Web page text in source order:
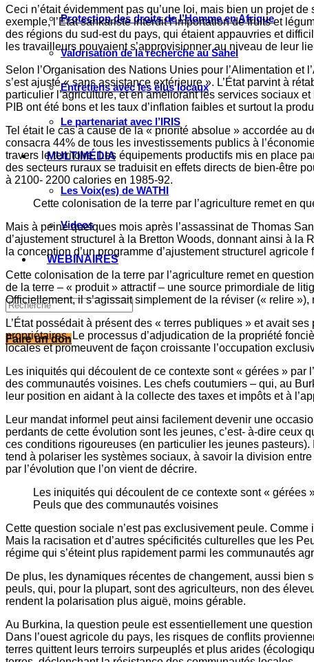
Protection des droits de l’Homme en Afrique
Valorisation de la recherche au Sahel
Entretiens avec les élus locaux
Le partenariat avec l’IRIS
MULTIMÉDIA
Les Voix(es) de WATHI
Videos
WEBINAIRES
Faire un don
Ceci n’était évidemment pas qu’une loi, mais bien un projet
exemple, l’État sankariste interdit l’importation de fruits et
des régions du sud-est du pays, qui étaient appauvries et
les travailleurs pouvaient s’approvisionner au niveau de leur
Selon l’Organisation des Nations Unies pour l’Alimentation et
s’est ajusté « sans assistance extérieure ». L’État parvint à
particulier l’agriculture, et en améliorant les services sociaux
PIB ont été bons et les taux d’inflation faibles et surtout la
Tel était le cas à cause de la « priorité absolue » accordée au
consacra 44% de tous les investissements publics à
travers le territoire. Les équipements productifs mis en place
des secteurs ruraux se traduisit en effets directs de bien-être
à 2100- 2200 calories en 1985-92.
Cette colonisation de la terre par l’agriculture remet en
Mais à peine quelques mois après l’assassinat de Thomas
d’ajustement structurel à la Bretton Woods, donnant ainsi à
la conception d’un programme d’ajustement structurel
Cette colonisation de la terre par l’agriculture remet en
de la terre – « produit » attractif – une source primordiale de
Officiellement, il s’agissait simplement de la réviser (« relire
L’État possédait à présent des « terres publiques » et avait
propriétaires. Le processus d’adjudication de la propriété
locales et promeuvent de façon croissante l’occupation
Les iniquités qui découlent de ce contexte sont « gérées »
des communautés voisines. Les chefs coutumiers – qui, au
leur position en aidant à la collecte des taxes et impôts et à
Leur mandat informel peut ainsi facilement devenir une
perdants de cette évolution sont les jeunes, c’est- à-dire
ces conditions rigoureuses (en particulier les jeunes
tend à polariser les systèmes sociaux, à savoir la division
par l’évolution que l’on vient de décrire.
Les iniquités qui découlent de ce contexte sont «
Peuls que des communautés voisines
Cette question sociale n’est pas exclusivement peule.
Mais la racisation et d’autres spécificités culturelles que les
régime qui s’éteint plus rapidement parmi les communautés
De plus, les dynamiques récentes de changement, aussi bien
peuls, qui, pour la plupart, sont des agriculteurs, non des
rendent la polarisation plus aiguë, moins gérable.
Au Burkina, la question peule est essentiellement une
Dans l’ouest agricole du pays, les risques de conflits
terres quittent leurs terroirs surpeuplés et plus arides